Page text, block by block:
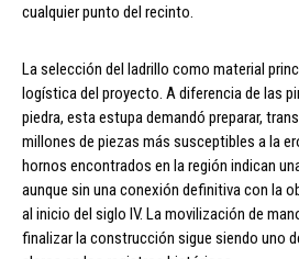
cualquier punto del recinto.
La selección del ladrillo como material
logística del proyecto. A diferencia de las
piedra, esta estupa demandó preparar,
millones de piezas más susceptibles a la
hornos encontrados en la región indican
aunque sin una conexión definitiva con la
al inicio del siglo IV. La movilización de
finalizar la construcción sigue siendo uno